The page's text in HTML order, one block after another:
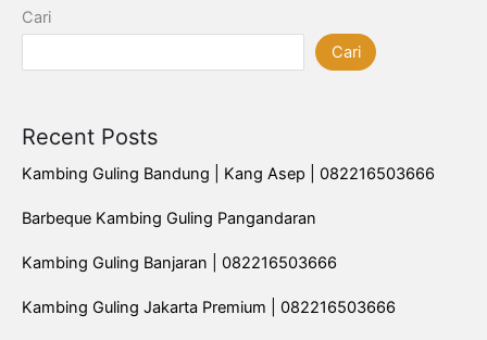
Cari
Cari
Recent Posts
Kambing Guling Bandung | Kang Asep | 082216503666
Barbeque Kambing Guling Pangandaran
Kambing Guling Banjaran | 082216503666
Kambing Guling Jakarta Premium | 082216503666